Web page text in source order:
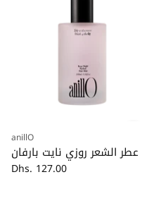
كمية anillO
عطر الشعر روزي نايت بارفان
Dhs. 127.00